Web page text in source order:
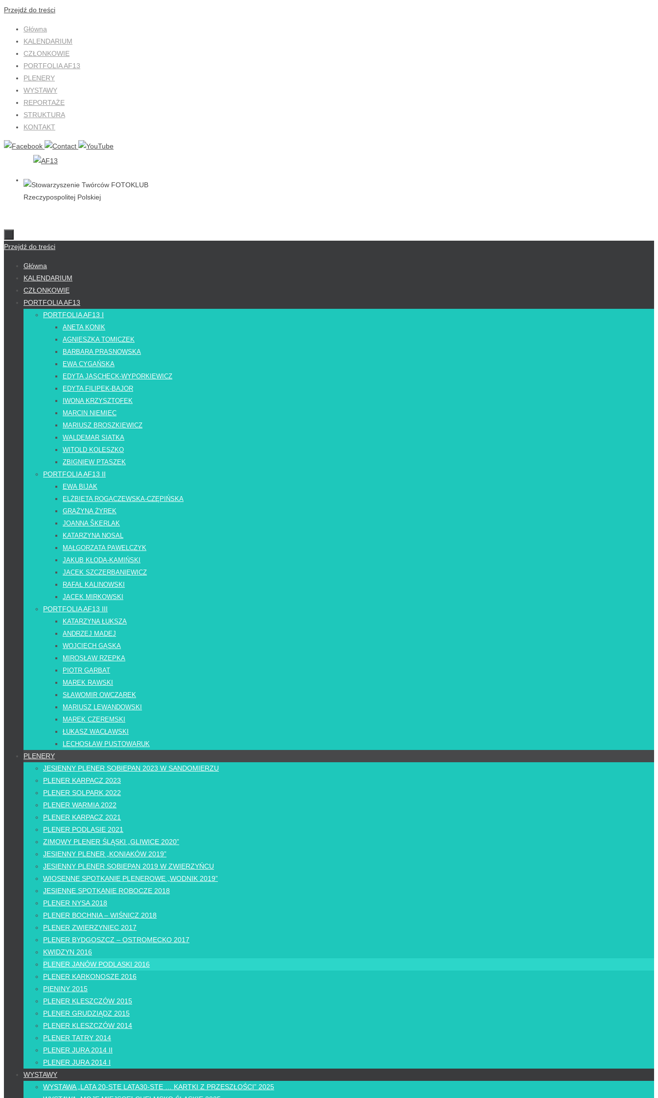
Przejdź do treści
Główna
KALENDARIUM
CZŁONKOWIE
PORTFOLIA AF13
PLENERY
WYSTAWY
REPORTAŻE
STRUKTURA
KONTAKT
Przejdź do treści
Główna
KALENDARIUM
CZŁONKOWIE
PORTFOLIA AF13
PORTFOLIA AF13 I
ANETA KONIK
AGNIESZKA TOMICZEK
BARBARA PRASNOWSKA
EWA CYGAŃSKA
EDYTA JASCHECK-WYPORKIEWICZ
EDYTA FILIPEK-BAJOR
IWONA KRZYSZTOFEK
MARCIN NIEMIEC
MARIUSZ BROSZKIEWICZ
WALDEMAR SIATKA
WITOLD KOLESZKO
ZBIGNIEW PTASZEK
PORTFOLIA AF13 II
EWA BIJAK
ELŻBIETA ROGACZEWSKA-CZĘPIŃSKA
GRAŻYNA ŻYREK
JOANNA ŠKERLAK
KATARZYNA NOSAL
MAŁGORZATA PAWELCZYK
JAKUB KŁODA-KAMIŃSKI
JACEK SZCZERBANIEWICZ
RAFAŁ KALINOWSKI
JACEK MIRKOWSKI
PORTFOLIA AF13 III
KATARZYNA ŁUKSZA
ANDRZEJ MADEJ
WOJCIECH GĄSKA
MIROSŁAW RZEPKA
PIOTR GARBAT
MAREK RAWSKI
SŁAWOMIR OWCZAREK
MARIUSZ LEWANDOWSKI
MAREK CZEREMSKI
ŁUKASZ WACŁAWSKI
LECHOSŁAW PUSTOWARUK
PLENERY
JESIENNY PLENER SOBIEPAN 2023 W SANDOMIERZU
PLENER KARPACZ 2023
PLENER SOLPARK 2022
PLENER WARMIA 2022
PLENER KARPACZ 2021
PLENER PODLASIE 2021
ZIMOWY PLENER ŚLĄSKI „GLIWICE 2020”
JESIENNY PLENER „KONIAKÓW 2019”
JESIENNY PLENER SOBIEPAN 2019 W ZWIERZYŃCU
WIOSENNE SPOTKANIE PLENEROWE „WODNIK 2019”
JESIENNE SPOTKANIE ROBOCZE 2018
PLENER NYSA 2018
PLENER BOCHNIA – WIŚNICZ 2018
PLENER ZWIERZYNIEC 2017
PLENER BYDGOSZCZ – OSTROMECKO 2017
KWIDZYN 2016
PLENER JANÓW PODLASKI 2016
PLENER KARKONOSZE 2016
PIENINY 2015
PLENER KLESZCZÓW 2015
PLENER GRUDZIĄDZ 2015
PLENER KLESZCZÓW 2014
PLENER TATRY 2014
PLENER JURA 2014 II
PLENER JURA 2014 I
WYSTAWY
WYSTAWA „LATA 20-STE LATA30-STE … KARTKI Z PRZESZŁOŚCI” 2025